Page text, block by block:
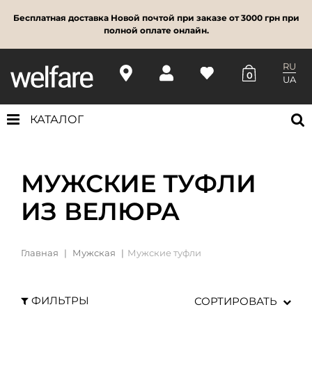
Бесплатная доставка Новой почтой при заказе от 3000 грн при
полной оплате онлайн.
0
RU
UA
КАТАЛОГ
МУЖСКИЕ ТУФЛИ
ИЗ ВЕЛЮРА
Главная Мужская Мужские туфли
ФИЛЬТРЫ СОРТИРОВАТЬ